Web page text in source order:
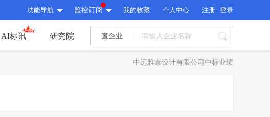
功能导航 监控订阅 我的收藏 个人中心 注册 登录
AI标讯 研究院 查企业
中远雅泰设计有限公司中标业绩